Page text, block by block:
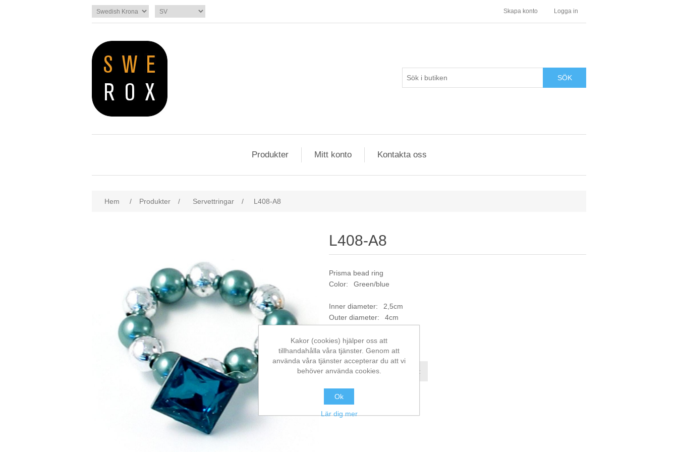
Skapa konto Logga in
SÖK
Produkter Mitt konto Kontakta oss
Hem / Produkter / Servettringar / L408-A8
L408-A8
Prisma bead ring
Color: Green/blue
Inner diameter: 2,5cm
Outer diameter: 4cm
Artikelnr: L408-A8
Jämför denna produkt
Kakor (cookies) hjälper oss att
tillhandahålla våra tjänster. Genom att
använda våra tjänster accepterar du att vi
behöver använda cookies.
Ok
Lär dig mer